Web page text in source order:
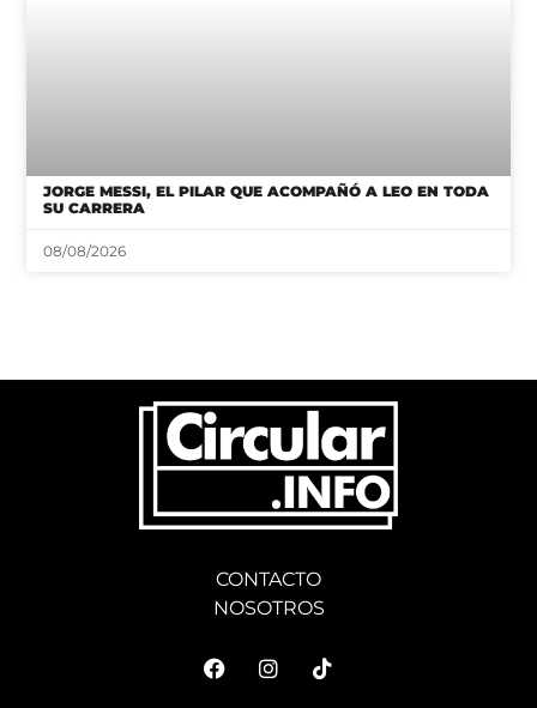
JORGE MESSI, EL PILAR QUE ACOMPAÑÓ A LEO EN TODA
SU CARRERA
08/08/2026
CONTACTO
NOSOTROS